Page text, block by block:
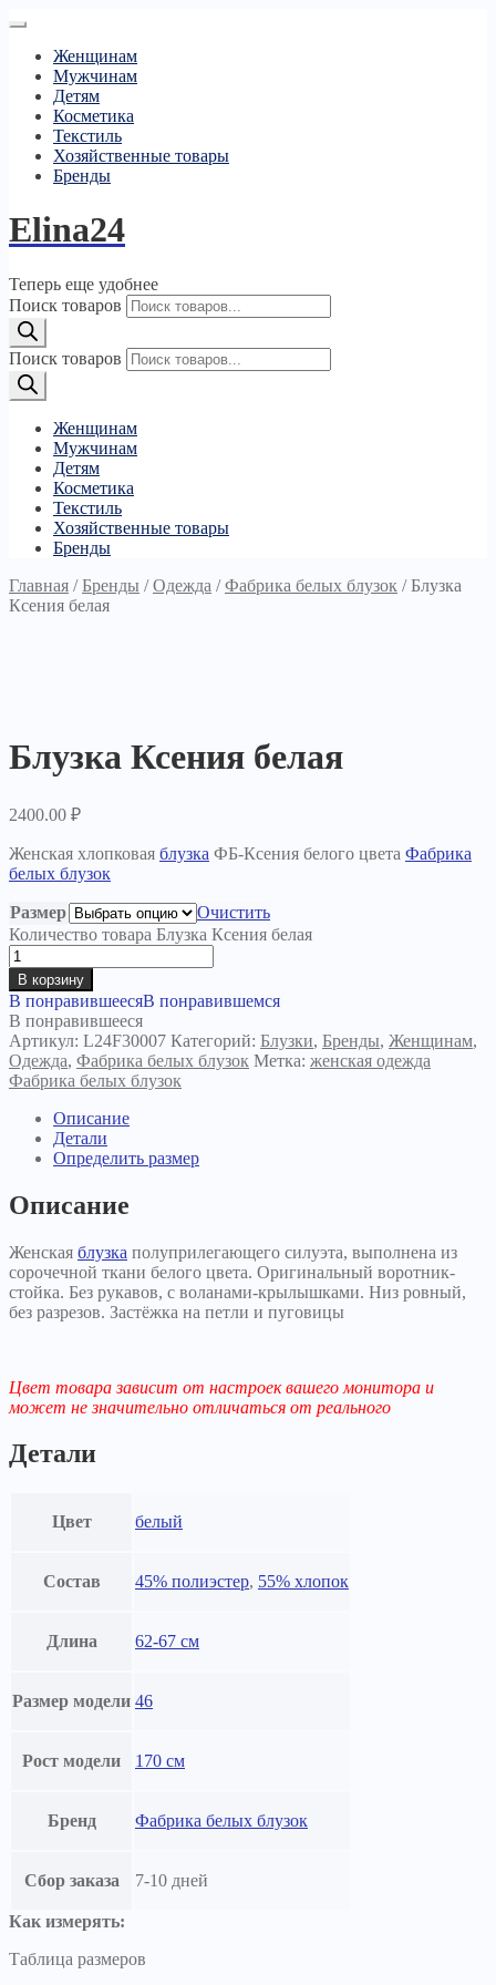
Женщинам
Мужчинам
Детям
Косметика
Текстиль
Хозяйственные товары
Бренды
Elina24
Теперь еще удобнее
Поиск товаров
Поиск товаров
Женщинам
Мужчинам
Детям
Косметика
Текстиль
Хозяйственные товары
Бренды
Главная /Бренды /Одежда /Фабрика белых блузок /Блузка
Ксения белая
Блузка Ксения белая
2400.00 ₽
Женская хлопковая блузка ФБ-Ксения белого цвета Фабрика
белых блузок
Размер
Очистить
Количество товара Блузка Ксения белая
В корзину
В понравившеесяВ понравившемся
В понравившееся
Артикул: L24F30007 Категорий: Блузки, Бренды, Женщинам,
Одежда, Фабрика белых блузок Метка: женская одежда
Фабрика белых блузок
Описание
Детали
Определить размер
Описание
Женская блузка полуприлегающего силуэта, выполнена из
сорочечной ткани белого цвета. Оригинальный воротник-
стойка. Без рукавов, с воланами-крылышками. Низ ровный,
без разрезов. Застёжка на петли и пуговицы
Цвет товара зависит от настроек вашего монитора и
может не значительно отличаться от реального
Детали
Цвет белый
Состав 45% полиэстер, 55% хлопок
Длина 62-67 см
Размер модели 46
Рост модели 170 см
Бренд Фабрика белых блузок
Сбор заказа 7-10 дней
Как измерять:
Таблица размеров